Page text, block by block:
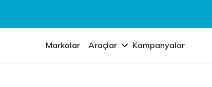
Markalar Araçlar Kampanyalar